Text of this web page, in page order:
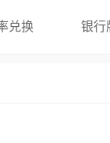
兑换 银行